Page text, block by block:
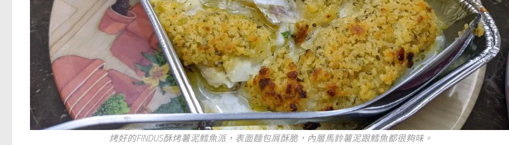
烤好的FINDUS酥烤薯泥鱈魚派，表面麵包屑酥脆，內層馬鈴薯泥跟鱈魚都很夠味。